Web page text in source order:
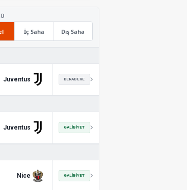
İç Saha Dış Saha
Juventus BERABERE
Juventus GALIBIYET
Nice GALIBIYET